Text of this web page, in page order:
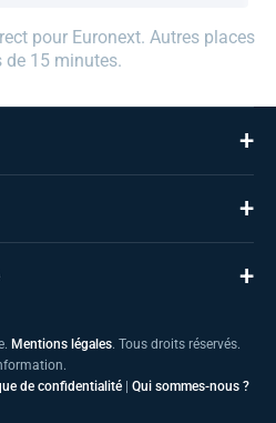
pour Euronext. Autres places
de 15 minutes.
+
+
+
Mentions légales. Tous droits réservés.
de confidentialité | Qui sommes-nous ?